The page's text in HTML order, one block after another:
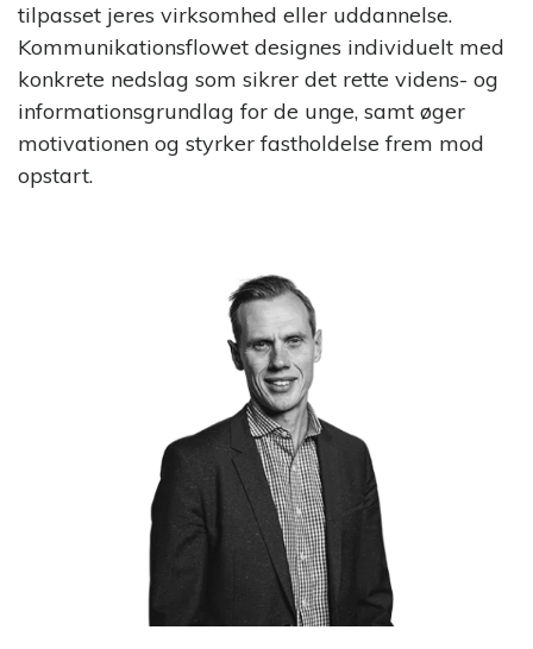
tilpasset jeres virksomhed eller uddannelse.
Kommunikationsflowet designes individuelt med
konkrete nedslag som sikrer det rette videns- og
informationsgrundlag for de unge, samt øger
motivationen og styrker fastholdelse frem mod
opstart.